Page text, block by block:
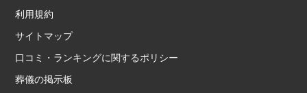
利用規約
サイトマップ
口コミ・ランキングに関するポリシー
葬儀の掲示板